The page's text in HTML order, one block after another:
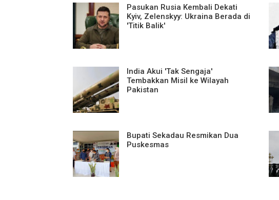
Pasukan Rusia Kembali Dekati
Kyiv, Zelenskyy: Ukraina Berada di
'Titik Balik'
India Akui 'Tak Sengaja'
Tembakkan Misil ke Wilayah
Pakistan
Bupati Sekadau Resmikan Dua
Puskesmas